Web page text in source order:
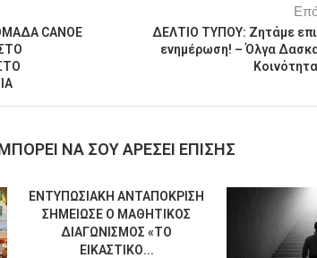
CANOE
ΔΕΛΤΙΟ ΤΥΠΟΥ: Ζητάμε
ενημέρωση! – Όλγα
ΝΑ ΣΟΥ ΑΡΈΣΕΙ ΕΠΊΣΗΣ
ΕΝΤΥΠΩΣΙΑΚΉ ΑΝΤΑΠΌΚΡΙΣΗ
ΣΗΜΕΊΩΣΕ Ο ΜΑΘΗΤΙΚΌΣ
ΔΙΑΓΩΝΙΣΜΌΣ «ΤΟ
ΕΙΚΑΣΤΙΚΌ...